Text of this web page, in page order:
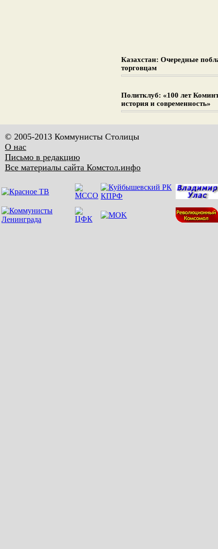
Казахстан: Очередные
торговцам
Политклуб: «100 лет
история и современность»
© 2005-2013 Коммунисты Столицы
О нас
Письмо в редакцию
Все материалы сайта Комстол.инфо